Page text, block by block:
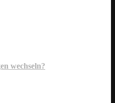
wechseln?